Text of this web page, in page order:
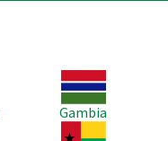
Imagem
Gambia
Imagem